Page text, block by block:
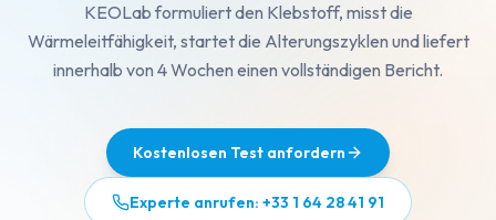
KEOLab formuliert den Klebstoff, misst die
Wärmeleitfähigkeit, startet die Alterungszyklen und liefert
innerhalb von 4 Wochen einen vollständigen Bericht.
Kostenlosen Test anfordern
Experte anrufen: +33 1 64 28 41 91